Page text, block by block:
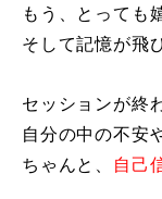
もう、とっても
そして記憶が飛
セッションが終
自分の中の不安
ちゃんと、
自己